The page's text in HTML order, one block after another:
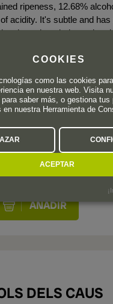
ripeness, 12.68%
acidity. It's subtle and has
through as balanced
IVA incl.
| 65,20 € / Litro
DELS CAUS
COOKIES
como las cookies
en nuestra web. Visita
saber más, o gestiona tus
en nuestra Herramienta de
ACEPTAR